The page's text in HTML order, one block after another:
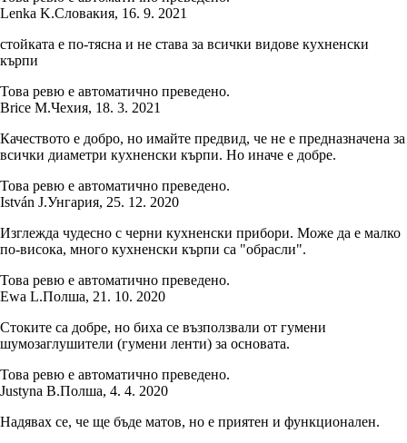
Lenka K.Словакия, 16. 9. 2021
стойката е по-тясна и не става за всички видове кухненски
кърпи
Това ревю е автоматично преведено.
Brice M.Чехия, 18. 3. 2021
Качеството е добро, но имайте предвид, че не е предназначена за
всички диаметри кухненски кърпи. Но иначе е добре.
Това ревю е автоматично преведено.
István J.Унгария, 25. 12. 2020
Изглежда чудесно с черни кухненски прибори. Може да е малко
по-висока, много кухненски кърпи са "обрасли".
Това ревю е автоматично преведено.
Ewa L.Полша, 21. 10. 2020
Стоките са добре, но биха се възползвали от гумени
шумозаглушители (гумени ленти) за основата.
Това ревю е автоматично преведено.
Justyna B.Полша, 4. 4. 2020
Надявах се, че ще бъде матов, но е приятен и функционален.